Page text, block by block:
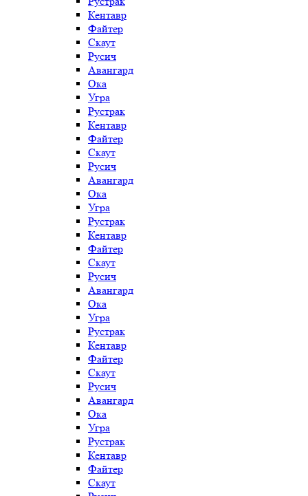
Кентавр
Файтер
Скаут
Русич
Авангард
Ока
Угра
Рустрак
Кентавр
Файтер
Скаут
Русич
Авангард
Ока
Угра
Рустрак
Кентавр
Файтер
Скаут
Русич
Авангард
Ока
Угра
Рустрак
Кентавр
Файтер
Скаут
Русич
Авангард
Ока
Угра
Рустрак
Кентавр
Файтер
Скаут